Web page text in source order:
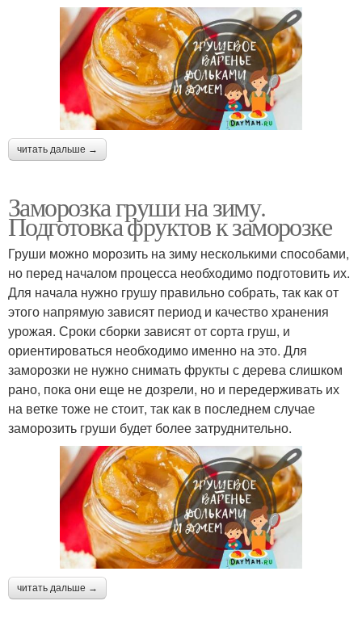
читать дальше →
Заморозка груши на зиму.
Подготовка фруктов к заморозке
Груши можно морозить на зиму несколькими способами,
но перед началом процесса необходимо подготовить их.
Для начала нужно грушу правильно собрать, так как от
этого напрямую зависят период и качество хранения
урожая. Сроки сборки зависят от сорта груш, и
ориентироваться необходимо именно на это. Для
заморозки не нужно снимать фрукты с дерева слишком
рано, пока они еще не дозрели, но и передерживать их
на ветке тоже не стоит, так как в последнем случае
заморозить груши будет более затруднительно.
читать дальше →